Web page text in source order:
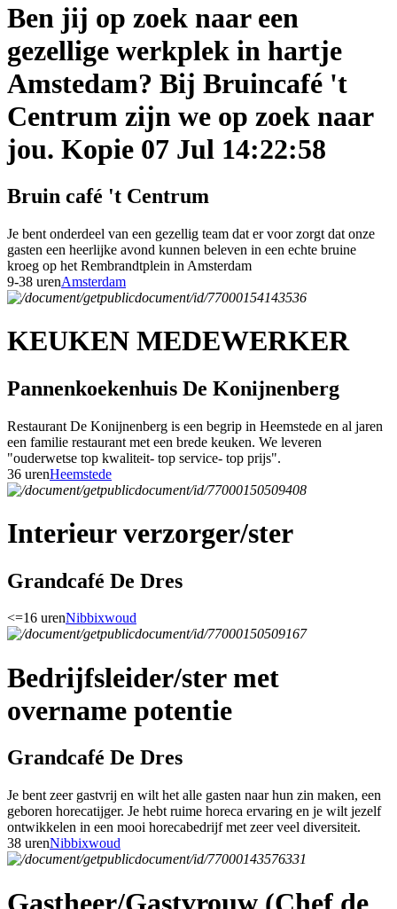
Ben jij op zoek naar een
gezellige werkplek in hartje
Amstedam? Bij Bruincafé 't
Centrum zijn we op zoek naar
jou. Kopie 07 Jul 14:22:58
Bruin café 't Centrum
Je bent onderdeel van een gezellig team dat er voor zorgt dat onze
gasten een heerlijke avond kunnen beleven in een echte bruine
kroeg op het Rembrandtplein in Amsterdam
9-38 urenAmsterdam
KEUKEN MEDEWERKER
Pannenkoekenhuis De Konijnenberg
Restaurant De Konijnenberg is een begrip in Heemstede en al jaren
een familie restaurant met een brede keuken. We leveren
"ouderwetse top kwaliteit- top service- top prijs".
36 urenHeemstede
Interieur verzorger/ster
Grandcafé De Dres
<=16 urenNibbixwoud
Bedrijfsleider/ster met
overname potentie
Grandcafé De Dres
Je bent zeer gastvrij en wilt het alle gasten naar hun zin maken, een
geboren horecatijger. Je hebt ruime horeca ervaring en je wilt jezelf
ontwikkelen in een mooi horecabedrijf met zeer veel diversiteit.
38 urenNibbixwoud
Gastheer/Gastvrouw (Chef de